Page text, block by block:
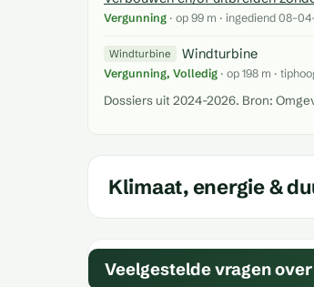
Vergunning · op 99 m · ingediend 08-
Windturbine Windturbine
Vergunning, Volledig · op 198 m ·
Dossiers uit 2024-2026. Bron:
Klimaat, energie &
Veelgestelde vragen